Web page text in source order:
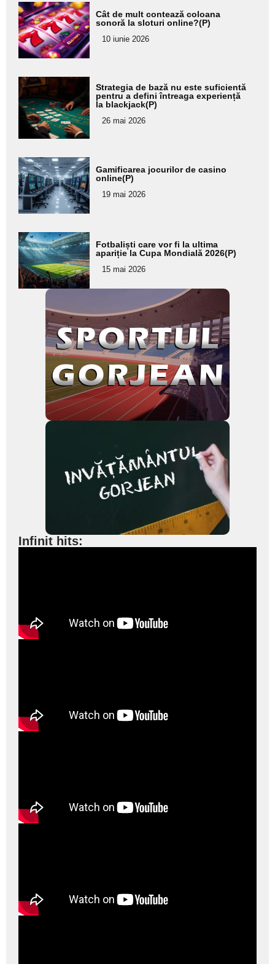
Adaugă
aici textul
pentru
subtitlu
Cât de mult contează coloana
sonoră la sloturi online?(P)
10 iunie 2026
Adaugă
aici textul
pentru
subtitlu
Strategia de bază nu este suficientă
pentru a defini întreaga experiență
la blackjack(P)
26 mai 2026
Adaugă
aici textul
pentru
subtitlu
Gamificarea jocurilor de casino
online(P)
19 mai 2026
Adaugă
aici textul
pentru
subtitlu
Fotbaliști care vor fi la ultima
apariție la Cupa Mondială 2026(P)
15 mai 2026
Infinit hits: